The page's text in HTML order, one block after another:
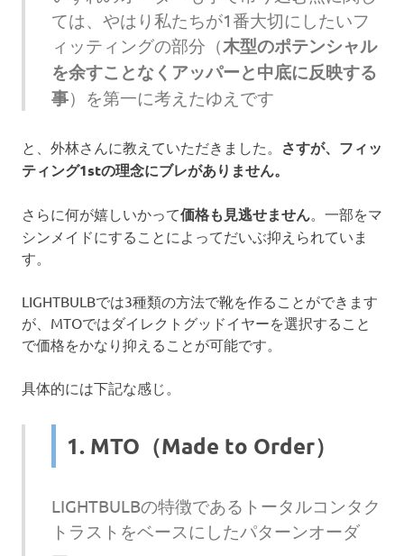
ては、やはり私たちが1番大切にしたいフ
ィッティングの部分（木型のポテンシャル
を余すことなくアッパーと中底に反映する
事）を第一に考えたゆえです
と、外林さんに教えていただきました。 さすが、フィッ
ティング1stの理念にブレがありません。
さらに何が嬉しいかって価格も見逃せません。一部をマ
シンメイドにすることによってだいぶ抑えられていま
す。
LIGHTBULBでは3種類の方法で靴を作ることができます
が、MTOではダイレクトグッドイヤーを選択すること
で価格をかなり抑えることが可能です。
具体的には下記な感じ。
1. MTO（Made to Order）
LIGHTBULBの特徴であるトータルコンタク
トラストをベースにしたパターンオーダ